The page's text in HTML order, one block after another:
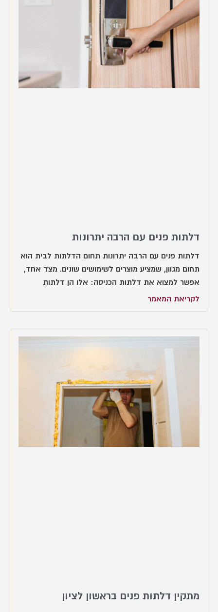
דלתות פנים עם הרבה יתרונות
דלתות פנים עם הרבה יתרונות תחום הדלתות לבית הוא
תחום מגוון, שמציע מוצרים לשימושים שונים. מצד אחד,
אפשר למצוא את דלתות הכניסה: אלו הן דלתות
לקריאת המאמר
מתקין דלתות פנים בראשון לציון